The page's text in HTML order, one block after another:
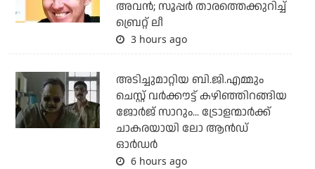
അവന്‍; സൂപ്പര്‍ താരത്തെക്കുറിച്ച്
ബ്രെറ്റ് ലീ
3 hours ago
അടിച്ചുമാറ്റിയ ബി.ജി.എമ്മും
ചെസ്റ്റ് വര്‍ക്കൗട്ട് കഴിഞ്ഞിറങ്ങിയ
ജോര്‍ജ് സാറും... ട്രോളന്മാര്‍ക്ക്
ചാകരയായി ലോ ആന്‍ഡ്
ഓര്‍ഡര്‍
6 hours ago